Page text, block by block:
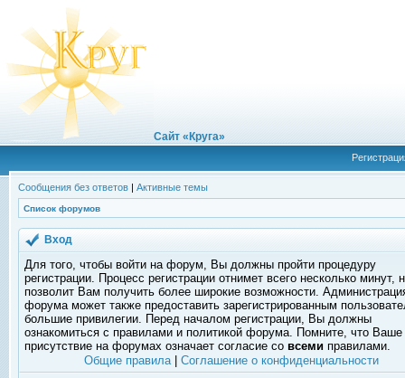
Сайт «Круга»
Сообщения без ответов | Активные темы
Список форумов
Вход
Для того, чтобы войти на форум, Вы должны пройти процедуру
регистрации. Процесс регистрации отнимет всего несколько минут,
позволит Вам получить более широкие возможности.
форума может также предоставить зарегистрированным
большие привилегии. Перед началом регистрации, Вы должны
ознакомиться с правилами и политикой форума. Помните, что Ваше
присутствие на форумах означает согласие со всеми правилами.
Общие правила| Соглашение о конфиденциальности